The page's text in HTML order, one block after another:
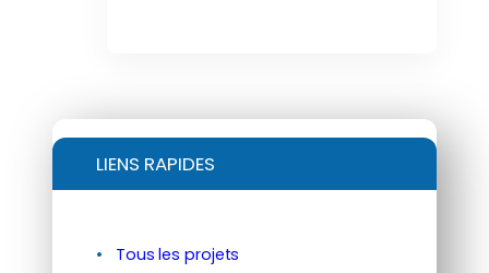
LIENS RAPIDES
Tous les projets